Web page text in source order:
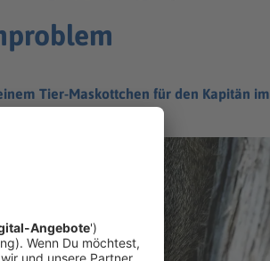
Tier-Maskottchen für den Kapitän im